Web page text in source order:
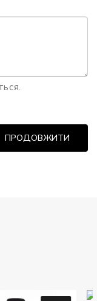
ПРОДОВЖИТИ